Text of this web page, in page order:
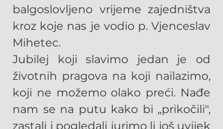
balgoslovljeno vrijeme zajedništva
kroz koje nas je vodio p. Vjenceslav
Mihetec.
Jubilej koji slavimo jedan je od
životnih pragova na koji nailazimo,
koji ne možemo olako preći. Nađe
nam se na putu kako bi „prikočili",
zastali i pogledali jurimo li još uvijek